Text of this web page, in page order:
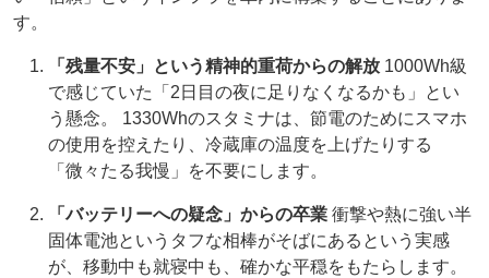
す。
「残量不安」という精神的重荷からの解放 1000Wh級
で感じていた「2日目の夜に足りなくなるかも」とい
う懸念。 1330Whのスタミナは、節電のためにスマホ
の使用を控えたり、冷蔵庫の温度を上げたりする
「微々たる我慢」を不要にします。
「バッテリーへの疑念」からの卒業 衝撃や熱に強い半
固体電池というタフな相棒がそばにあるという実感
が、移動中も就寝中も、確かな平穏をもたらします。